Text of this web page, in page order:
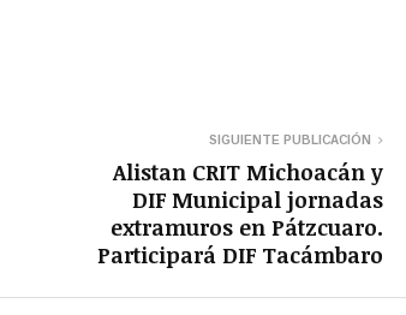
SIGUIENTE PUBLICACIÓN
Alistan CRIT Michoacán y
DIF Municipal jornadas
extramuros en Pátzcuaro.
Participará DIF Tacámbaro